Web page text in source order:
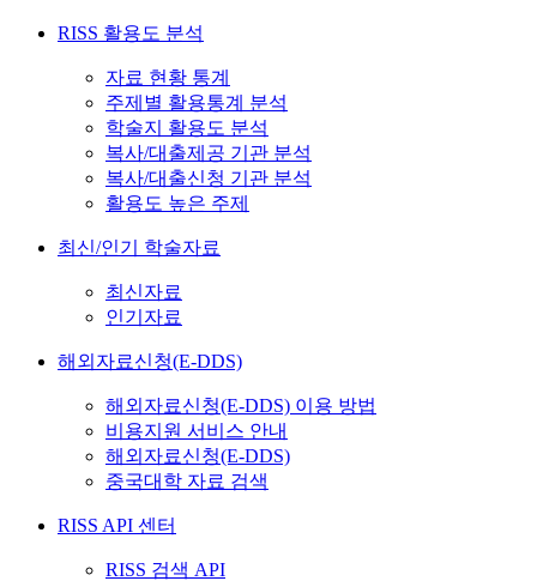
RISS 활용도 분석
자료 현황 통계
주제별 활용통계 분석
학술지 활용도 분석
복사/대출제공 기관 분석
복사/대출신청 기관 분석
활용도 높은 주제
최신/인기 학술자료
최신자료
인기자료
해외자료신청(E-DDS)
해외자료신청(E-DDS) 이용 방법
비용지원 서비스 안내
해외자료신청(E-DDS)
중국대학 자료 검색
RISS API 센터
RISS 검색 API